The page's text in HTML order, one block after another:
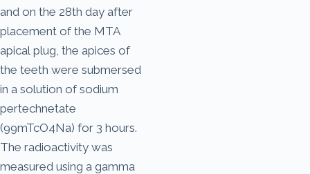
and on the 28th day after
placement of the MTA
apical plug, the apices of
the teeth were submersed
in a solution of sodium
pertechnetate
(99mTcO4Na) for 3 hours.
The radioactivity was
measured using a gamma